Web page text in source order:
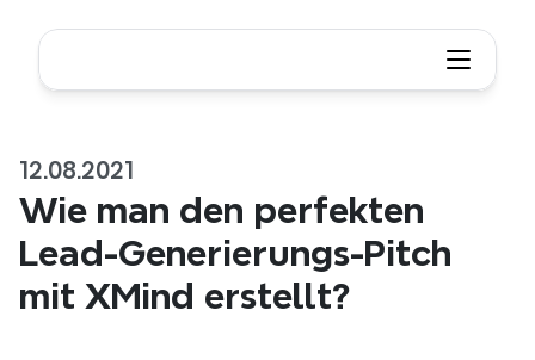
12.08.2021
Wie man den perfekten
Lead-Generierungs-Pitch
mit XMind erstellt?